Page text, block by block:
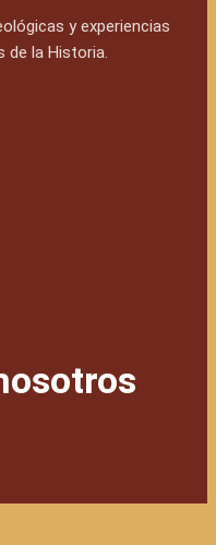
y experiencias
de la Historia.